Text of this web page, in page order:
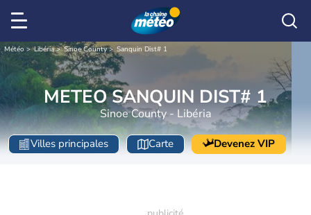
Météo Libéria Sinoe County Sanquin Dist# 1
METEO SANQUIN DIST# 1
Sinoe County - Libéria
Villes principales Carte Devenez VIP